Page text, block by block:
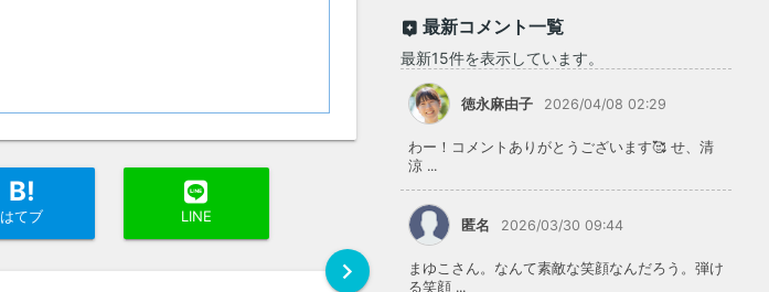
B!
はてブ LINE
chevron_right
最新コメント一覧
最新15件を表示しています。
徳永麻由子 2026/04/08 02:29
わー！コメントありがとうございます🥰 せ、清
涼 ...
匿名 2026/03/30 09:44
まゆこさん。なんて素敵な笑顔なんだろう。弾け
る笑顔 ...